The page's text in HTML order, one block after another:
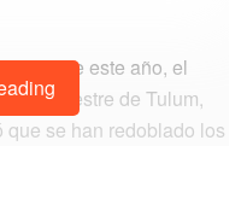
de este año, el
Terrestre de Tulum,
se han redoblado los